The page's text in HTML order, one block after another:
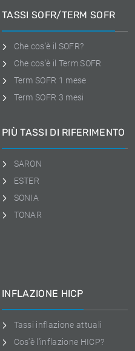
TASSI SOFR/TERM SOFR
Che cos'è il SOFR?
Che cos'è il Term SOFR
Term SOFR 1 mese
Term SOFR 3 mesi
PIÙ TASSI DI RIFERIMENTO
SARON
ESTER
SONIA
TONAR
INFLAZIONE HICP
Tassi inflazione attuali
Cos'è l'inflazione HICP?